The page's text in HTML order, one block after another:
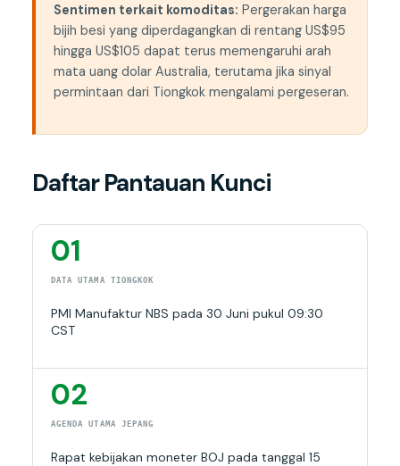
Sentimen terkait komoditas: Pergerakan harga
bijih besi yang diperdagangkan di rentang US$95
hingga US$105 dapat terus memengaruhi arah
mata uang dolar Australia, terutama jika sinyal
permintaan dari Tiongkok mengalami pergeseran.
Daftar Pantauan Kunci
01
DATA UTAMA TIONGKOK
PMI Manufaktur NBS pada 30 Juni pukul 09:30
CST
02
AGENDA UTAMA JEPANG
Rapat kebijakan moneter BOJ pada tanggal 15